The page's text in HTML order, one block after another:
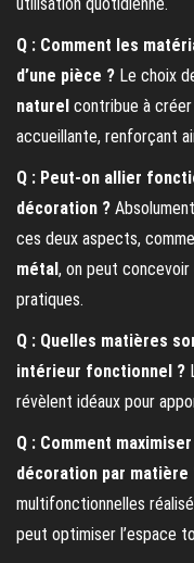
Q : Comment les
d’une pièce ? Le choix
naturel contribue à
accueillante, renforçant
Q : Peut-on allier
décoration ?
ces deux aspects,
métal, on peut
pratiques.
Q : Quelles matières
intérieur fonctionnel ?
révèlent idéaux pour
Q : Comment
décoration par matière
multifonctionnelles
peut optimiser l’espace